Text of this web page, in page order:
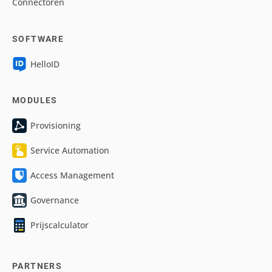
SOFTWARE
HelloID
MODULES
Provisioning
Service Automation
Access Management
Governance
Prijscalculator
PARTNERS